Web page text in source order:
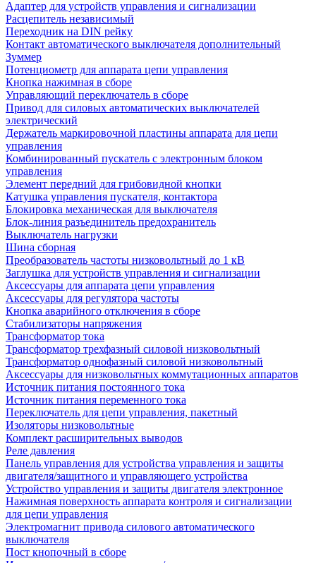
Адаптер для устройств управления и сигнализации
Расцепитель независимый
Переходник на DIN рейку
Контакт автоматического выключателя дополнительный
Зуммер
Потенциометр для аппарата цепи управления
Кнопка нажимная в сборе
Управляющий переключатель в сборе
Привод для силовых автоматических выключателей
электрический
Держатель маркировочной пластины аппарата для цепи
управления
Комбинированный пускатель с электронным блоком
управления
Элемент передний для грибовидной кнопки
Катушка управления пускателя, контактора
Блокировка механическая для выключателя
Блок-линия разъединитель предохранитель
Выключатель нагрузки
Шина сборная
Преобразователь частоты низковольтный до 1 кВ
Заглушка для устройств управления и сигнализации
Аксессуары для аппарата цепи управления
Аксессуары для регулятора частоты
Кнопка аварийного отключения в сборе
Стабилизаторы напряжения
Трансформатор тока
Трансформатор трехфазный силовой низковольтный
Трансформатор однофазный силовой низковольтный
Аксессуары для низковольтных коммутационных аппаратов
Источник питания постоянного тока
Источник питания переменного тока
Переключатель для цепи управления, пакетный
Изоляторы низковольтные
Комплект расширительных выводов
Реле давления
Панель управления для устройства управления и защиты
двигателя/защитного и управляющего устройства
Устройство управления и защиты двигателя электронное
Нажимная поверхность аппарата контроля и сигнализации
для цепи управления
Электромагнит привода силового автоматического
выключателя
Пост кнопочный в сборе